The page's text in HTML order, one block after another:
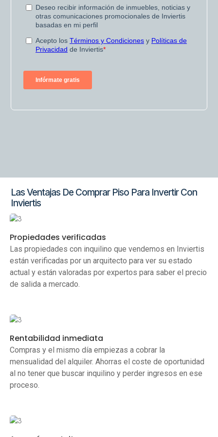
Las Ventajas De Comprar Piso Para Invertir Con
Inviertis
Propiedades verificadas
Las propiedades con inquilino que vendemos en Inviertis
están verificadas por un arquitecto para ver su estado
actual y están valoradas por expertos para saber el precio
de salida a mercado.
Rentabilidad inmediata
Compras y el mismo día empiezas a cobrar la
mensualidad del alquiler. Ahorras el coste de oportunidad
al no tener que buscar inquilino y perder ingresos en ese
proceso.